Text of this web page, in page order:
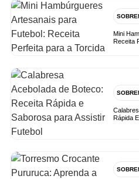
Mini
Receita
Rápida